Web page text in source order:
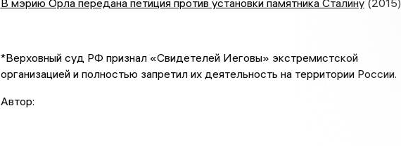
В мэрию Орла передана петиция против установки памятника Сталину(2015)
*Верховный суд РФ признал «Свидетелей Иеговы» экстремистской
организацией и полностью запретил их деятельность на территории России.
Автор: